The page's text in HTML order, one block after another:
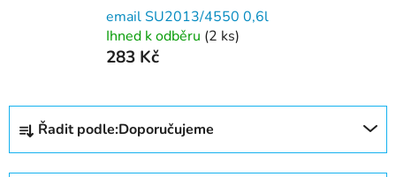
email SU2013/4550 0,6l
Ihned k odběru (2 ks)
283 Kč
Ř
z
Řadit podle:Doporučujeme